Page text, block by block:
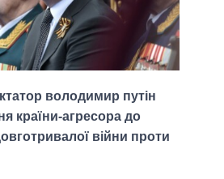
володимир путін
країни-агресора до
війни проти